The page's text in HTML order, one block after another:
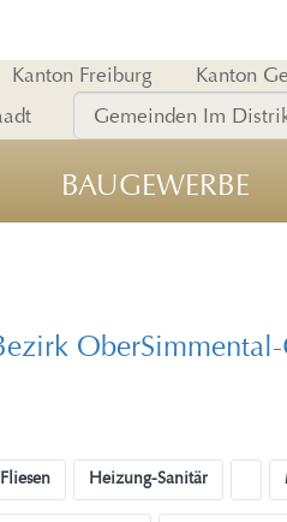
Kanton Freiburg Kanton
BAUGEWERBE
OberSimmental-
Fliesen Heizung-Sanitär